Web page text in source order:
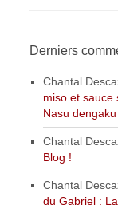
Derniers
Chantal
miso et sauce
Nasu dengaku
Chantal
Blog !
Chantal
du Gabriel :